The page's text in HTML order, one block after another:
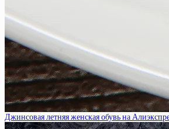
Джинсовая летняя женская обувь на